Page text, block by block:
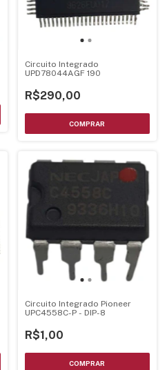
Circuito Integrado
UPD78044AGF 190
R$290,00
Circuito Integrado Pioneer
UPC4558C-P - DIP-8
R$1,00